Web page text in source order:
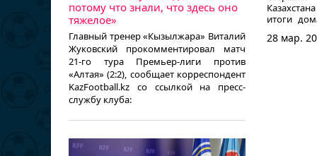
потому что знали, что здесь оно
тяжелое»
Главный тренер «Кызылжара» Виталий
Жуковский прокомментировал матч
21-го тура Премьер-лиги против
«Алтая» (2:2), сообщает корреспондент
KazFootball.kz со ссылкой на пресс-
службу клуба:
итоги
(1:3),
28 мар.